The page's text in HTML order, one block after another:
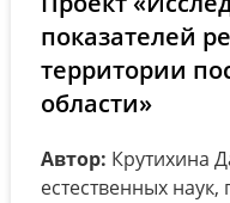
показателей
территории
области»
Автор: Крутихина
естественных наук,